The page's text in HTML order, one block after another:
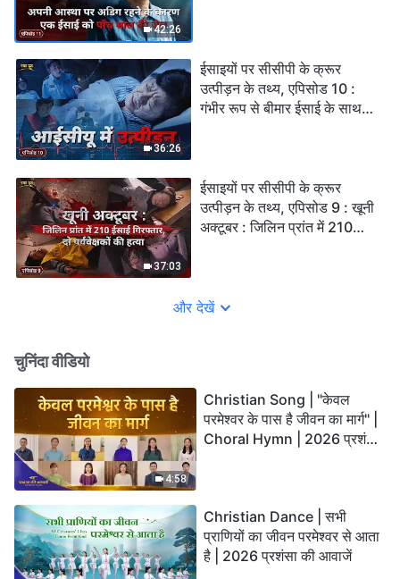
42:26
36:26
ईसाइयों पर सीसीपी के क्रूर
उत्पीड़न के तथ्य, एपिसोड 10 :
गंभीर रूप से बीमार ईसाई के साथ
37:03
ईसाइयों पर सीसीपी के क्रूर
उत्पीड़न के तथ्य, एपिसोड 9 : खूनी
अक्टूबर : जिलिन प्रांत में 210
और देखें
चुनिंदा वीडियो
4:58
Christian Song | "केवल
परमेश्वर के पास है जीवन का मार्ग" |
Choral Hymn | 2026 प्रशंसा
Christian Dance | सभी
प्राणियों का जीवन परमेश्वर से आता
है | 2026 प्रशंसा की आवाजें